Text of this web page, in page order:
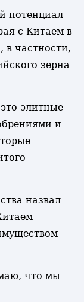
потенциал
с Китаем в
в частности,
зерна
элитные
и
назвал
что мы